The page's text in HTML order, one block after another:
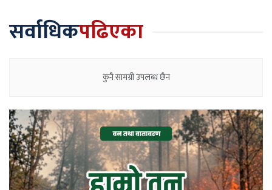
सर्वाधिकपढिएका
कुनै सामग्री उपलब्ध छैन